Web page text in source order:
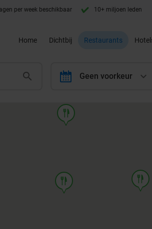
per week beschikbaar 10+ miljoen leden
Home Dichtbij Restaurants
calendar Geen voorkeur
food
food
food